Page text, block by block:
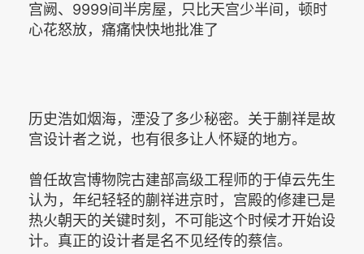
宫阙、9999间半房屋，只比天宫少半间，顿时
心花怒放，痛痛快快地批准了
历史浩如烟海，湮没了多少秘密。关于蒯祥是故
宫设计者之说，也有很多让人怀疑的地方。
曾任故宫博物院古建部高级工程师的于倬云先生
认为，年纪轻轻的蒯祥进京时，宫殿的修建已是
热火朝天的关键时刻，不可能这个时候才开始设
计。真正的设计者是名不见经传的蔡信。